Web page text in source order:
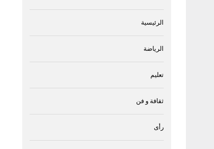
الرئيسية
الرياضة
تعليم
ثقافة و فن
رأى